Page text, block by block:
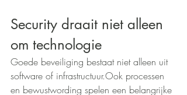
Security draait niet alleen
om technologie
Goede beveiliging bestaat niet alleen uit
software of infrastructuur.Ook processen
en bewustwording spelen een belangrijke